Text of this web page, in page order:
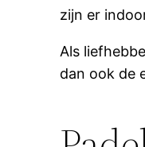
zijn er
Als
dan ook de